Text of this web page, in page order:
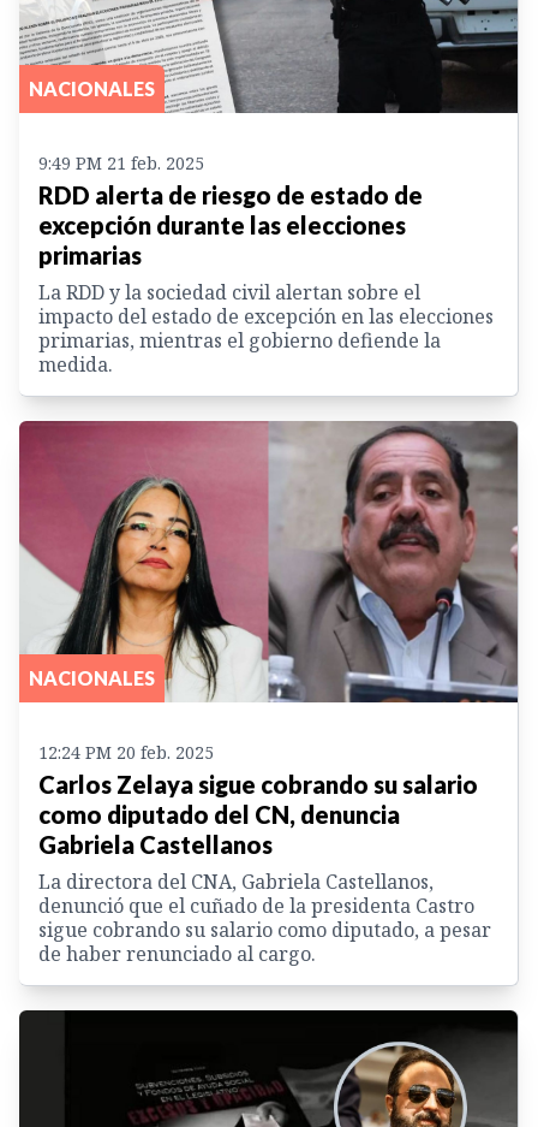
NACIONALES
9:49 PM 21 feb. 2025
RDD alerta de riesgo de estado de
excepción durante las elecciones
primarias
La RDD y la sociedad civil alertan sobre el
impacto del estado de excepción en las elecciones
primarias, mientras el gobierno defiende la
medida.
NACIONALES
12:24 PM 20 feb. 2025
Carlos Zelaya sigue cobrando su salario
como diputado del CN, denuncia
Gabriela Castellanos
La directora del CNA, Gabriela Castellanos,
denunció que el cuñado de la presidenta Castro
sigue cobrando su salario como diputado, a pesar
de haber renunciado al cargo.